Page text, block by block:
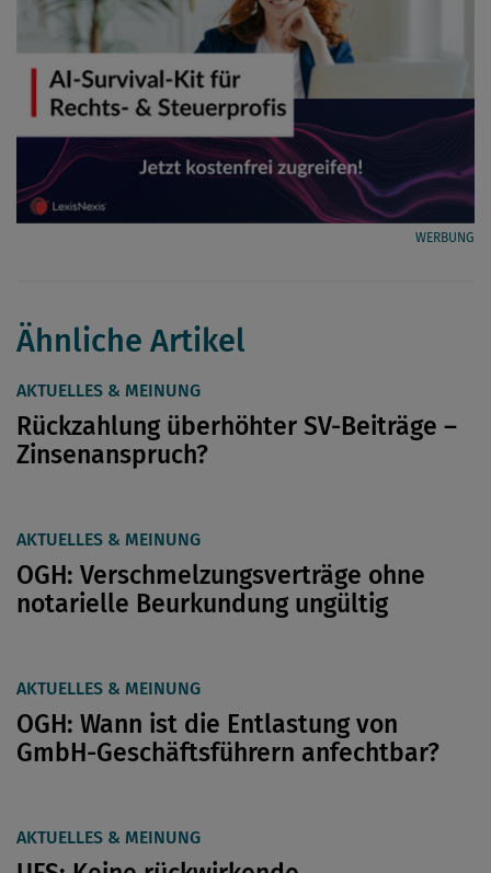
WERBUNG
Ähnliche Artikel
AKTUELLES & MEINUNG
Rückzahlung überhöhter SV-Beiträge –
Zinsenanspruch?
AKTUELLES & MEINUNG
OGH: Verschmelzungsverträge ohne
notarielle Beurkundung ungültig
AKTUELLES & MEINUNG
OGH: Wann ist die Entlastung von
GmbH-Geschäftsführern anfechtbar?
AKTUELLES & MEINUNG